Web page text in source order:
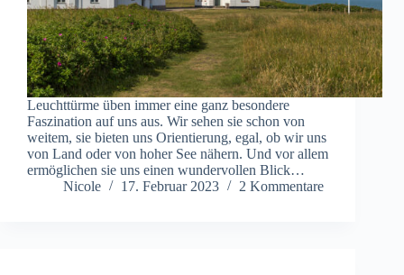
Leuchttürme üben immer eine ganz besondere
Faszination auf uns aus. Wir sehen sie schon von
weitem, sie bieten uns Orientierung, egal, ob wir uns
von Land oder von hoher See nähern. Und vor allem
ermöglichen sie uns einen wundervollen Blick…
Nicole
17. Februar 2023 2 Kommentare